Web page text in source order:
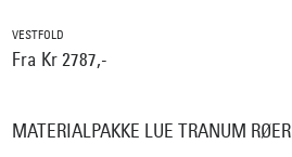
VESTFOLD
Fra Kr 2787,-
MATERIALPAKKE LUE TRANUM RØER